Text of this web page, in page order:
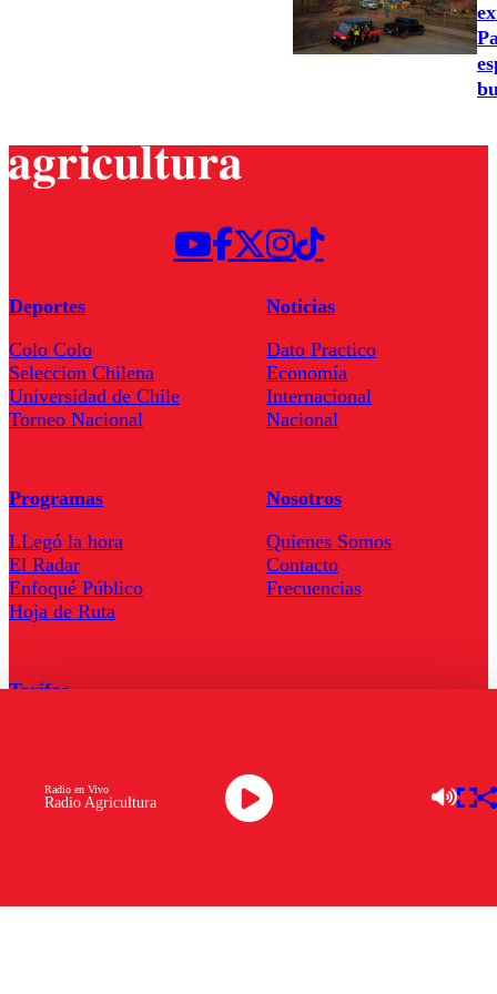
Radio Agricultura
Radio en Vivo
Deportes
Colo Colo
Seleccion Chilena
Universidad de Chile
Torneo Nacional
Noticias
Dato Practico
Economía
Internacional
Nacional
Programas
LLegó la hora
El Radar
Enfoqué Público
Hoja de Ruta
Nosotros
Quienes Somos
Contacto
Frecuencias
Tarifas
Descarga la APP